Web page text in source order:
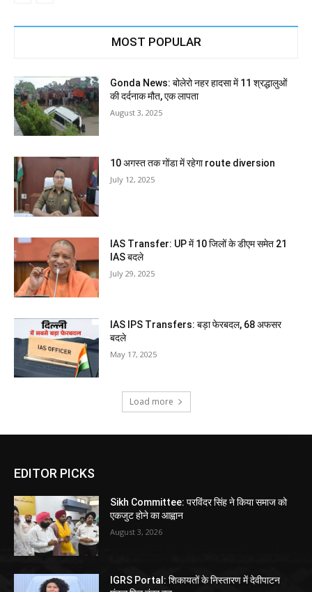
MOST POPULAR
Gonda News: बोलेरो नहर हादसा में 11 श्रद्धालुओं
की दर्दनाक मौत, एक लापता
August 3, 2025
10 अगस्त तक गोंडा में रहेगा route diversion
July 12, 2025
IAS Transfer: UP में 10 जिलों के डीएम समेत 21
IAS बदले
July 29, 2025
IAS IPS Transfers: बड़ा फेरबदल, 68 अफसर
बदले
May 17, 2025
Load more
EDITOR PICKS
Sikh Committee: परविंदर सिंह ने किया समाज को
एकजुट होने का आह्वान
August 3, 2026
IGRS Portal: शिकायतों के निस्तारण में देवीपाटन